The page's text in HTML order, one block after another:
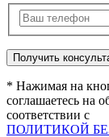
* Нажимая на
соглашаетесь на
соответствии с
ПОЛИТИКОЙ